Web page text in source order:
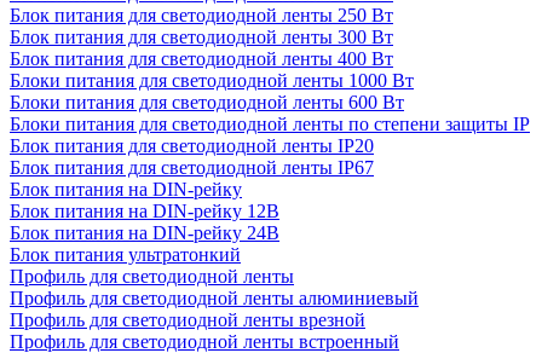
Блок питания для светодиодной ленты 250 Вт
Блок питания для светодиодной ленты 300 Вт
Блок питания для светодиодной ленты 400 Вт
Блоки питания для светодиодной ленты 1000 Вт
Блоки питания для светодиодной ленты 600 Вт
Блоки питания для светодиодной ленты по степени защиты IP
Блок питания для светодиодной ленты IP20
Блок питания для светодиодной ленты IP67
Блок питания на DIN-рейку
Блок питания на DIN-рейку 12В
Блок питания на DIN-рейку 24В
Блок питания ультратонкий
Профиль для светодиодной ленты
Профиль для светодиодной ленты алюминиевый
Профиль для светодиодной ленты врезной
Профиль для светодиодной ленты встроенный